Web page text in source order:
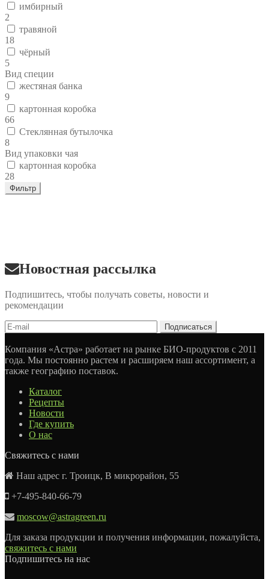
имбирный
2
травяной
18
чёрный
5
Вид специи
жестяная банка
9
картонная коробка
66
Стеклянная бутылочка
8
Вид упаковки чая
картонная коробка
28
Фильтр
Новостная рассылка
Подпишитесь, чтобы получать советы, новости и
рекомендации
Компания «Астра» работает на рынке БИО-продуктов с 2011
года. Мы постоянно растем и расширяем наш ассортимент, а
также географию поставок.
Каталог
Рецепты
Новости
Где купить
О нас
Свяжитесь с нами
Наш адрес г. Троицк, В микрорайон, 55
+7-495-840-66-79
moscow@astragreen.ru
Для заказа продукции и получения информации, пожалуйста,
свяжитесь с нами
Подпишитесь на нас